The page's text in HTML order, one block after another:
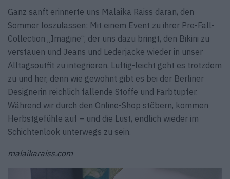
Ganz sanft erinnerte uns Malaika Raiss daran, den
Sommer loszulassen: Mit einem Event zu ihrer Pre-Fall-
Collection „Imagine“, der uns dazu bringt, den Bikini zu
verstauen und Jeans und Lederjacke wieder in unser
Alltagsoutfit zu integrieren. Luftig-leicht geht es trotzdem
zu und her, denn wie gewohnt gibt es bei der Berliner
Designerin reichlich fallende Stoffe und Farbtupfer.
Während wir durch den Online-Shop stöbern, kommen
Herbstgefühle auf – und die Lust, endlich wieder im
Schichtenlook unterwegs zu sein.
malaikaraiss.com